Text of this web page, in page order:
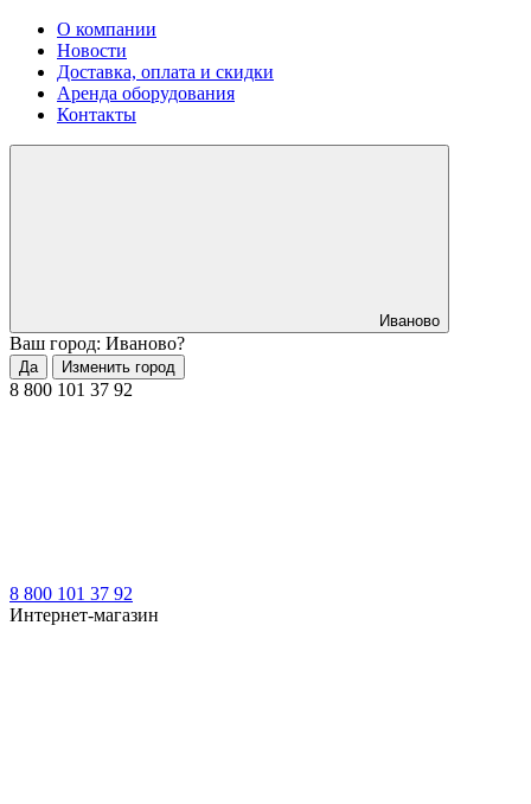
О компании
Новости
Доставка, оплата и скидки
Аренда оборудования
Контакты
Иваново
Ваш город: Иваново?
Да Изменить город
8 800 101 37 92
8 800 101 37 92
Интернет-магазин